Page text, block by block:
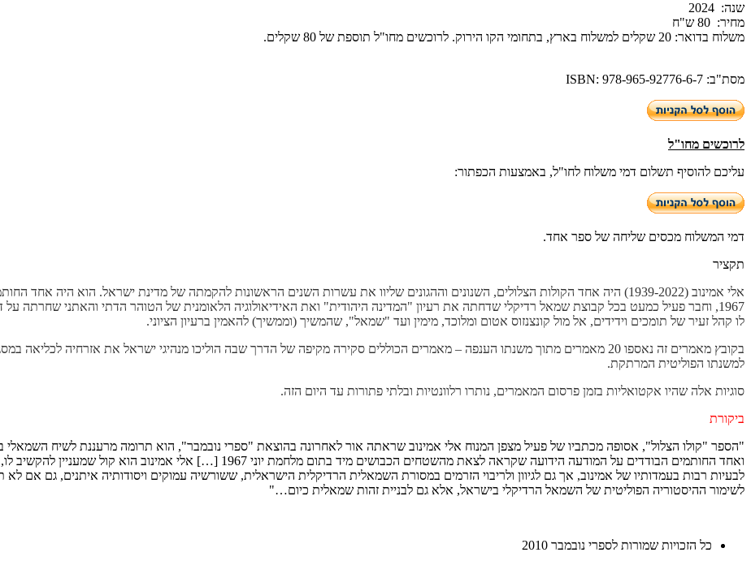
שנה: 2024
מחיר: 80 ש"ח
משלוח בדואר: 20 שקלים למשלוח בארץ, בתחומי הקו הירוק. לרוכשים מחו"ל תוספת של 80 שקלים.
מסת"ב: ISBN: 978-965-92776-6-7
לרוכשים מחו"ל
עליכם להוסיף תשלום דמי משלוח לחו"ל, באמצעות הכפתור:
דמי המשלוח מכסים שליחה של ספר אחד.
תקציר
אלי אמינוב (1939-2022) היה אחד הקולות הצלולים, השנונים וההגונים שליוו את עשרות השנים הראשונות להקמתה של מדינת ישראל. הוא
1967, וחבר פעיל כמעט בכל קבוצת שמאל רדיקלי שדחתה את רעיון "המדינה היהודית" ואת האידיאולוגיה הלאומנית של הטוהר הדתי והאתני שחרתה
לו קהל זעיר של תומכים וידידים, אל מול קונצנזוס אטום ומלוכד, מימין ועד "שמאל", שהמשיך (וממשיך) להאמין ברעיון הציוני.
בקובץ מאמרים זה נאספו 20 מאמרים מתוך משנתו הענפה – מאמרים הכוללים סקירה מקיפה של הדרך שבה הוליכו מנהיגי ישראל את אזרחיה
למשנתו הפוליטית המרתקת.
סוגיות אלה שהיו אקטואליות בזמן פרסום המאמרים, נותרו רלוונטיות ובלתי פתורות עד היום הזה.
ביקורת
"הספר "קולו הצלול", אסופה מכתביו של פעיל מצפן המנוח אלי אמינוב שראתה אור לאחרונה בהוצאת "ספרי נובמבר", הוא תרומה מרעננת לשיח השמאלי
ואחד החותמים הבודדים על המודעה הידועה שקראה לצאת מהשטחים הכבושים מיד בתום
לבעיות רבות בעמדותיו של אמינוב, אך גם לגיוון ולריבוי הזרמים במסורת השמאלית הרדיקלית הישראלית, ששורשיה עמוקים ויסודותיה איתנים, גם אם
לשימור ההיסטוריה הפוליטית של השמאל הרדיקלי בישראל, אלא גם לבניית זהות שמאלית כיום…"
כל הזכויות שמורות לספרי נובמבר 2010